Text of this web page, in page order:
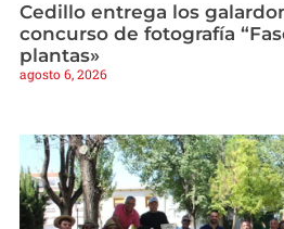
Cedillo entrega los
concurso de fotografía
plantas»
agosto 6, 2026